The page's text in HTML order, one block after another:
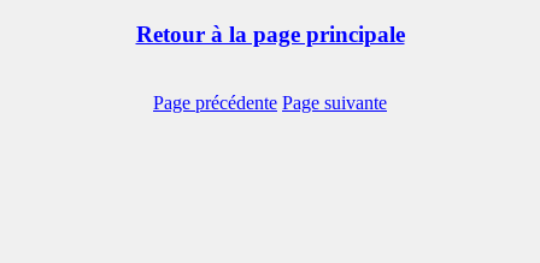
Retour à la page principale
Page précédente Page suivante